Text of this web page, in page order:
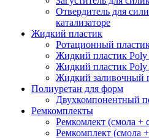
Отвердитель для
катализаторе
Жидкий пластик
Ротационный
Жидкий пластик
Жидкий пластик Poly
Жидкий заливочный
Полиуретан для форм
Двухкомпонентный
Ремкомплекты
Ремкомлект (смола +
Ремкомплект (смола